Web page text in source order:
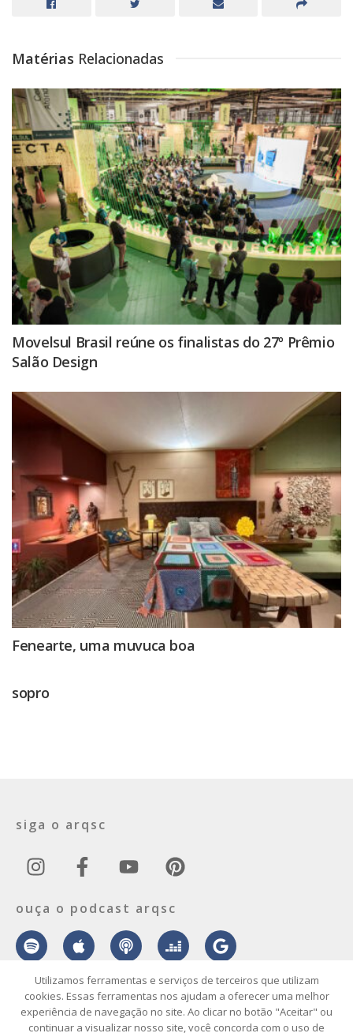
Matérias Relacionadas
Movelsul Brasil reúne os finalistas do 27º Prêmio
Salão Design
Fenearte, uma muvuca boa
sopro
siga o arqsc
ouça o podcast arqsc
sobre contato envie seu projeto publicidade vídeo podcast
Utilizamos ferramentas e serviços de terceiros que utilizam
cookies. Essas ferramentas nos ajudam a oferecer uma melhor
experiência de navegação no site. Ao clicar no botão "Aceitar" ou
continuar a visualizar nosso site, você concorda com o uso de